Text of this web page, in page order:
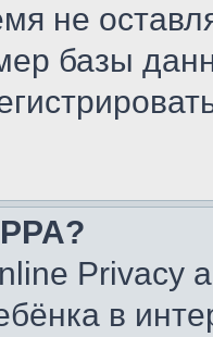
не
базы
Privacy
в